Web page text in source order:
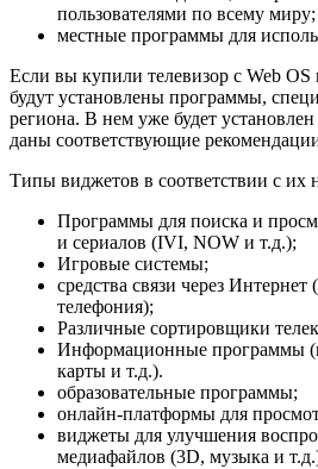
пользователями по всему миру;
местные программы для
Если вы купили телевизор с Web
будут установлены программы,
региона. В нем уже будет
даны соответствующие
Типы виджетов в соответствии с их
Программы для поиска и
и сериалов (IVI, NOW и т.д.);
Игровые системы;
средства связи через Интернет
телефония);
Различные сортировщики
Информационные программы
карты и т.д.).
образовательные программы;
онлайн-платформы для
виджеты для улучшения
медиафайлов (3D, музыка и